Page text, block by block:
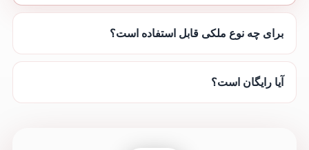
برای چه نوع ملکی قابل استفاده است؟
آیا رایگان است؟